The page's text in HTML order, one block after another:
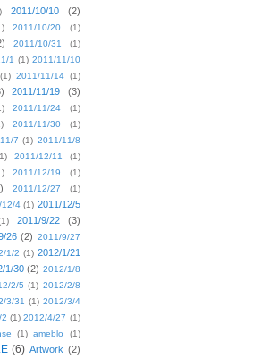
2011/10/10
(2)
2011/10/20 (1)
2011/10/31 (1)
1 (1) 2011/11/10
(1) 2011/11/14 (1)
2011/11/19
(3)
2011/11/24 (1)
2011/11/30 (1)
7 (1) 2011/11/8
2011/12/11
(1)
2011/12/19
(1)
2011/12/27 (1)
12/4 (1) 2011/12/5
2011/9/22 (3)
26 (2) 2011/9/27
1/2 (1) 2012/1/21
1/30 (2) 2012/1/8
2/5 (1) 2012/2/8
3/31 (1) 2012/3/4
(1) 2012/4/27 (1)
(1) ameblo
(1)
(6) Artwork (2)